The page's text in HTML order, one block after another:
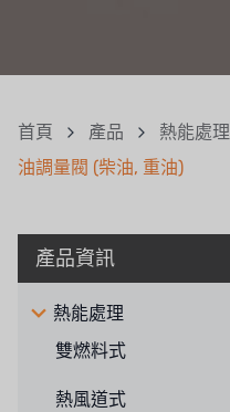
首頁 產品 熱能處理
油調量閥 (柴油, 重油)
產品資訊
熱能處理
雙燃料式
熱風道式